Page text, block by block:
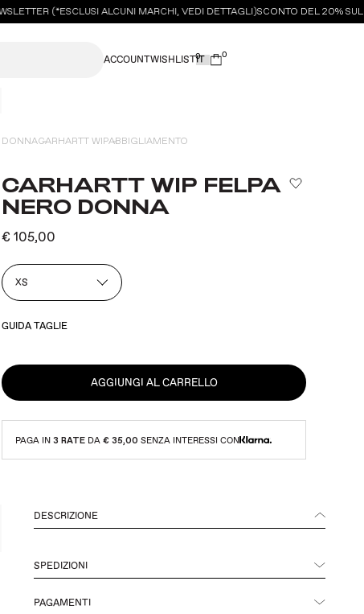
(*ESCLUSI ALCUNI MARCHI, VEDI DETTAGLI) SCONTO DEL 20% SUL
ACCOUNTWISHLIST0 0
DONNACARHARTT WIPABBIGLIAMENTO
CARHARTT WIP FELPA
NERO DONNA
€ 105,00
XS
GUIDA TAGLIE
AGGIUNGI AL CARRELLO
PAGA IN3 RATE DA€ 35,00 SENZA INTERESSI CON
DESCRIZIONE
SPEDIZIONI
PAGAMENTI